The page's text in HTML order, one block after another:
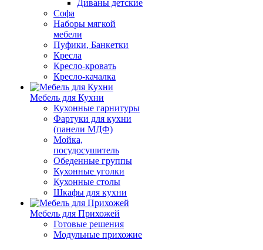
Диваны детские
Софа
Наборы мягкой
мебели
Пуфики, Банкетки
Кресла
Кресло-кровать
Кресло-качалка
Мебель для Кухни
Кухонные гарнитуры
Фартуки для кухни
(панели МДФ)
Мойка,
посудосушитель
Обеденные группы
Кухонные уголки
Кухонные столы
Шкафы для кухни
Мебель для Прихожей
Готовые решения
Модульные прихожие